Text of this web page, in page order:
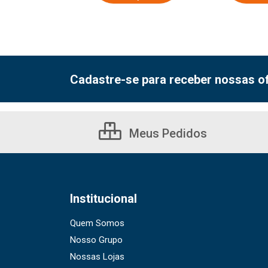
Cadastre-se para receber nossas
Meus Pedidos
Institucional
Quem Somos
Nosso Grupo
Nossas Lojas